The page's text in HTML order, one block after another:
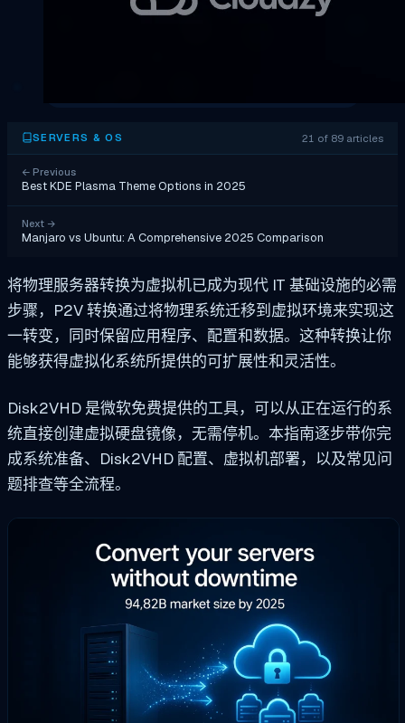
SERVERS & OS 21 of 89 articles
← Previous
Best KDE Plasma Theme Options in 2025
Next →
Manjaro vs Ubuntu: A Comprehensive 2025 Comparison
将物理服务器转换为虚拟机已成为现代 IT 基础设施的必需
步骤，P2V 转换通过将物理系统迁移到虚拟环境来实现这
一转变，同时保留应用程序、配置和数据。这种转换让你
能够获得虚拟化系统所提供的可扩展性和灵活性。
Disk2VHD 是微软免费提供的工具，可以从正在运行的系
统直接创建虚拟硬盘镜像，无需停机。本指南逐步带你完
成系统准备、Disk2VHD 配置、虚拟机部署，以及常见问
题排查等全流程。